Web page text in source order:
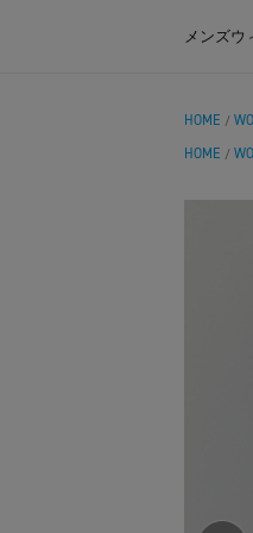
メンズウ
HOME /
HOME /